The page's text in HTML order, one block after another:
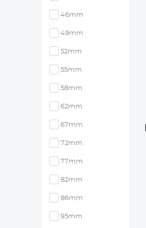
46mm
49mm
52mm
55mm
58mm
62mm
67mm
72mm
77mm
82mm
86mm
95mm